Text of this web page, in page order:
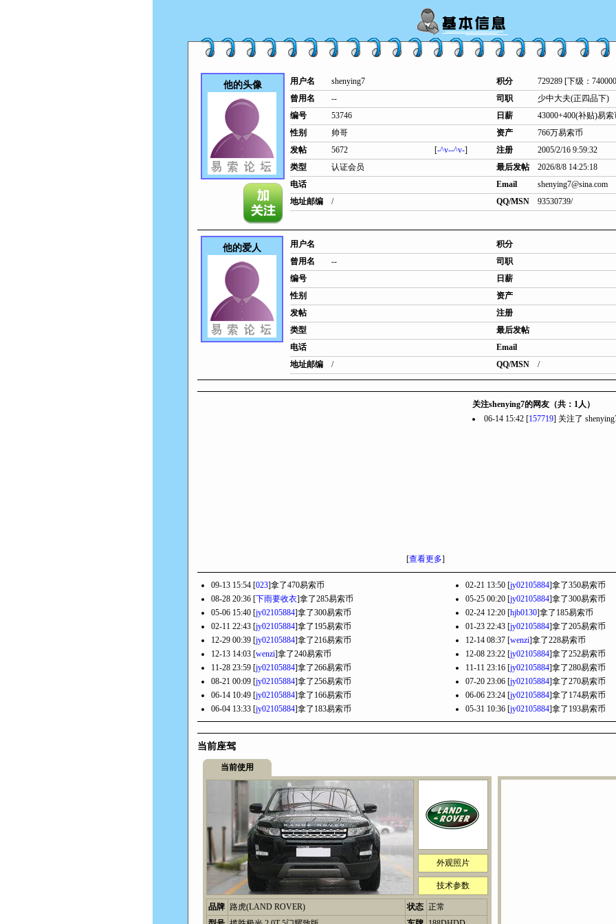
他的头像 用户名 shenying7 积分 729289 [下级：
曾用名
-- 司职 少中大夫(正四品下)
编号
53746 日薪 43000+400(补贴)易索
性别
帅哥 资产 766万易索币
发帖
5672 [-^v--^v-] 注册
2005/2/16 9:59:32
类型
认证会员 最后发帖
2026/8/8 14:25:18
电话
Email
shenying7@sina.com
地址邮编
/ QQ/MSN 93530739/
他的爱人 用户名
积分
曾用名
-- 司职
编号
日薪
性别
资产
发帖
注册
类型
最后发帖
电话
Email
地址邮编
/ QQ/MSN /
[查看更多]
关注shenying7的网友（共：1人）
06-14 15:42 [157719] 关注了
09-13 15:54 [023]拿了470易索币 02-21 13:50 [jy02105884]拿了350易索币
08-28 20:36 [下雨要收衣]拿了285易索币 05-25 00:20 [jy02105884]拿了300易索币
05-06 15:40 [jy02105884]拿了300易索币 02-24 12:20 [hjb0130]拿了185易索币
02-11 22:43 [jy02105884]拿了195易索币 01-23 22:43 [jy02105884]拿了205易索币
12-29 00:39 [jy02105884]拿了216易索币 12-14 08:37 [wenzi]拿了228易索币
12-13 14:03 [wenzi]拿了240易索币 12-08 23:22 [jy02105884]拿了252易索币
11-28 23:59 [jy02105884]拿了266易索币 11-11 23:16 [jy02105884]拿了280易索币
08-21 00:09 [jy02105884]拿了256易索币 07-20 23:06 [jy02105884]拿了270易索币
06-14 10:49 [jy02105884]拿了166易索币 06-06 23:24 [jy02105884]拿了174易索币
06-04 13:33 [jy02105884]拿了183易索币 05-31 10:36 [jy02105884]拿了193易索币
当前座驾
当前使用
外观照片
技术参数
品牌 路虎(LAND ROVER) 状态 正常